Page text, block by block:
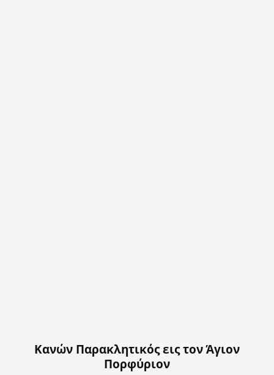
Κανών Παρακλητικός εις τον Άγιον
Πορφύριον